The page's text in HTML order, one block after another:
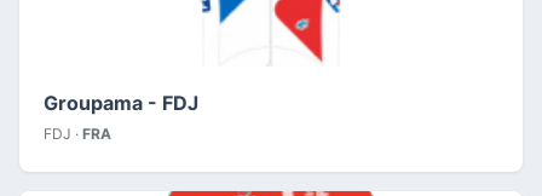
Groupama - FDJ
FDJ · FRA